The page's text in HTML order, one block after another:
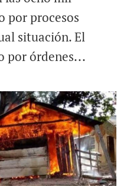
por procesos
situación. El
por órdenes...